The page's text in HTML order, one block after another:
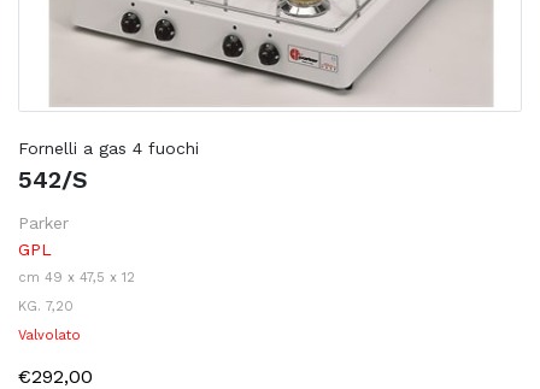
Fornelli a gas 4 fuochi
542/S
Parker
GPL
cm 49 x 47,5 x 12
KG. 7,20
Valvolato
€292,00